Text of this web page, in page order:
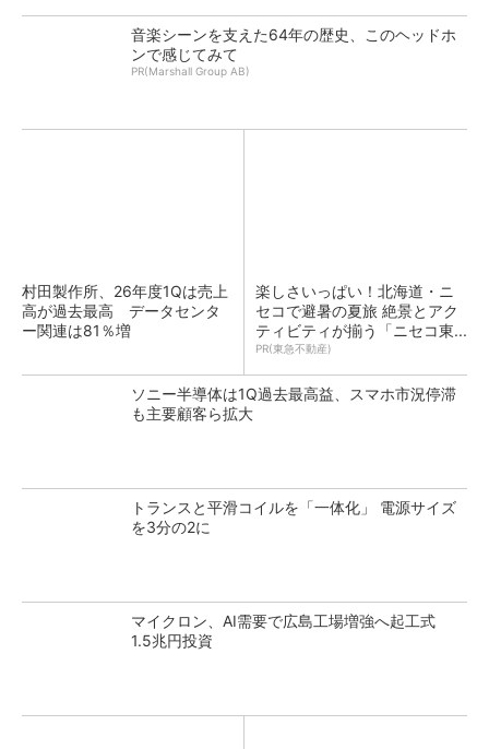
音楽シーンを支えた64年の歴史、このヘッドホ
ンで感じてみて
PR(Marshall Group AB)
村田製作所、26年度1Qは売上
高が過去最高 データセンタ
ー関連は81％増
楽しさいっぱい！北海道・ニ
セコで避暑の夏旅 絶景とアク
ティビティが揃う「ニセコ東...
PR(東急不動産)
ソニー半導体は1Q過去最高益、スマホ市況停滞
も主要顧客ら拡大
トランスと平滑コイルを「一体化」 電源サイズ
を3分の2に
マイクロン、AI需要で広島工場増強へ起工式
1.5兆円投資